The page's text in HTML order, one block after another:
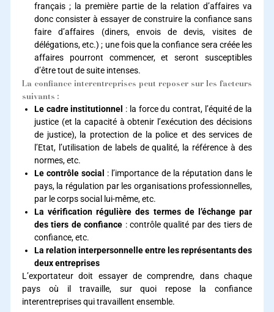
français ; la première partie de la relation d’affaires va
donc consister à essayer de construire la confiance sans
faire d’affaires (diners, envois de devis, visites de
délégations, etc.) ; une fois que la confiance sera créée les
affaires pourront commencer, et seront susceptibles
d’être tout de suite intenses.
La confiance interentreprises peut reposer sur les facteurs
suivants :
Le cadre institutionnel : la force du contrat, l’équité de la
justice (et la capacité à obtenir l’exécution des décisions
de justice), la protection de la police et des services de
l’Etat, l’utilisation de labels de qualité, la référence à des
normes, etc.
Le contrôle social
: l’importance de la réputation dans le
pays, la régulation par les organisations professionnelles,
par le corps social lui-même, etc.
La vérification régulière des termes de l’échange par
des tiers de confiance : contrôle qualité par des tiers de
confiance, etc.
La relation interpersonnelle entre les représentants des
deux entreprises
L’exportateur doit essayer de comprendre, dans chaque
pays où il travaille, sur quoi repose la confiance
interentreprises qui travaillent ensemble.